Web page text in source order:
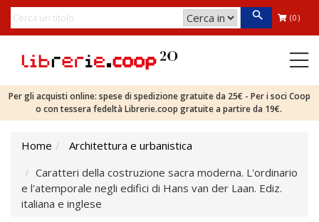
(0)
Per gli acquisti online: spese di spedizione gratuite da 25€ - Per i soci Coop
o con tessera fedeltà Librerie.coop gratuite a partire da 19€.
Home
Architettura e urbanistica
Caratteri della costruzione sacra moderna. L'ordinario
e l'atemporale negli edifici di Hans van der Laan. Ediz.
italiana e inglese